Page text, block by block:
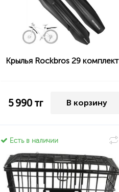
Крылья Rockbros 29 комплект
5 990 тг В корзину
Есть в наличии